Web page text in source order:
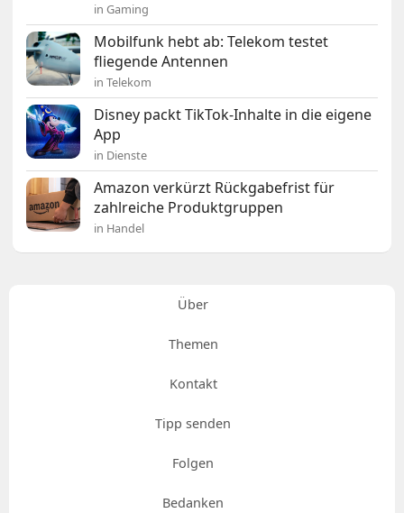
in Gaming
Mobilfunk hebt ab: Telekom testet
fliegende Antennen
in Telekom
Disney packt TikTok-Inhalte in die eigene
App
in Dienste
Amazon verkürzt Rückgabefrist für
zahlreiche Produktgruppen
in Handel
Über
Themen
Kontakt
Tipp senden
Folgen
Bedanken